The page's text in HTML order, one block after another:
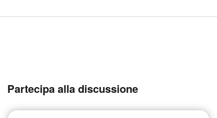
Partecipa alla discussione